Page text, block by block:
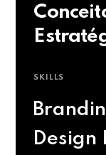
SKILLS
Design